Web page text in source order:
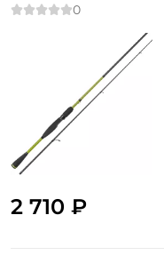
2 710 ₽